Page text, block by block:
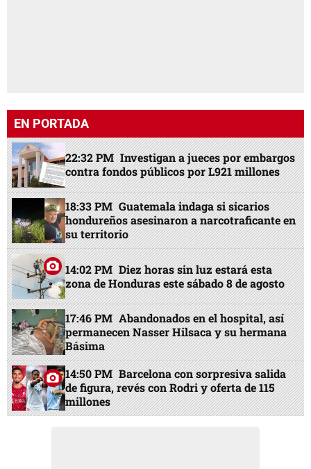
EN PORTADA
22:32 PM Investigan a jueces por embargos
contra fondos públicos por L921 millones
18:33 PM Guatemala indaga si sicarios
hondureños asesinaron a narcotraficante en
su territorio
14:02 PM Diez horas sin luz estará esta
zona de Honduras este sábado 8 de agosto
17:46 PM Abandonados en el hospital, así
permanecen Nasser Hilsaca y su hermana
Básima
14:50 PM Barcelona con sorpresiva salida
de figura, revés con Rodri y oferta de 115
millones